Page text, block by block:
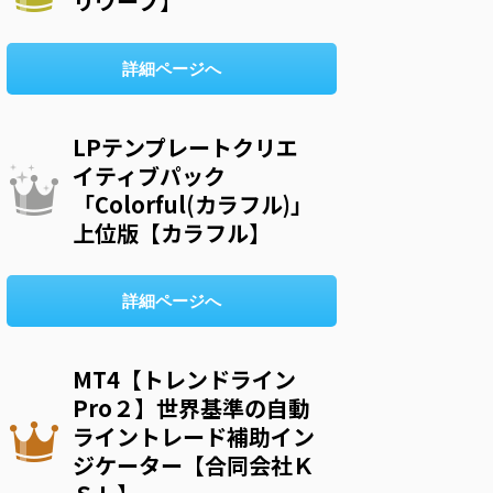
詳細ページへ
LPテンプレートクリエ
イティブパック
「Colorful(カラフル)」
上位版【カラフル】
詳細ページへ
MT4【トレンドライン
Pro２】世界基準の自動
ライントレード補助イン
ジケーター【合同会社Ｋ